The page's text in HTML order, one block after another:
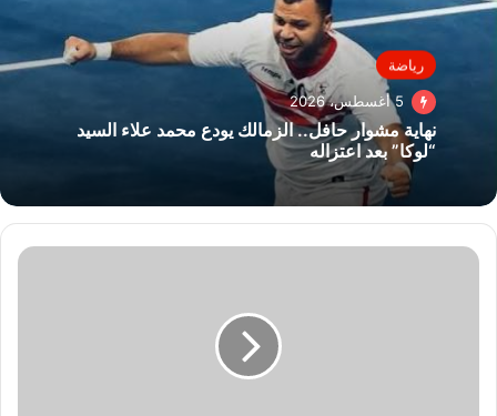
رياضة
5 أغسطس، 2026
نهاية مشوار حافل.. الزمالك يودع محمد علاء السيد
“لوكا” بعد اعتزاله
إقبال